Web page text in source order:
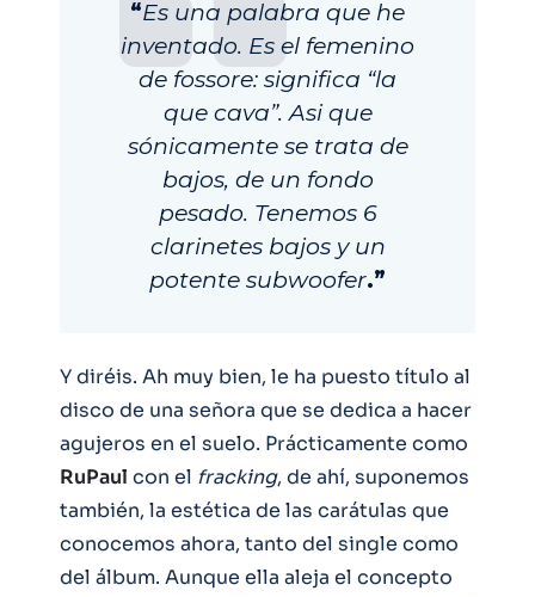
“Es una palabra que he
inventado. Es el femenino
de fossore: significa “la
que cava”. Asi que
sónicamente se trata de
bajos, de un fondo
pesado. Tenemos 6
clarinetes bajos y un
potente subwoofer.”
Y diréis. Ah muy bien, le ha puesto título al
disco de una señora que se dedica a hacer
agujeros en el suelo. Prácticamente como
RuPaul con el fracking, de ahí, suponemos
también, la estética de las carátulas que
conocemos ahora, tanto del single como
del álbum. Aunque ella aleja el concepto